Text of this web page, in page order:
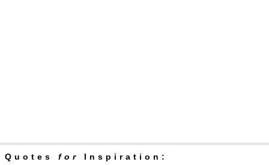
Quotes for Inspiration: